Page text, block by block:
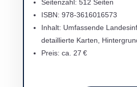
Seitenzahl: 512 Seiten
ISBN: 978-3616016573
Inhalt: Umfassende
detaillierte Karten,
Preis: ca. 27 €